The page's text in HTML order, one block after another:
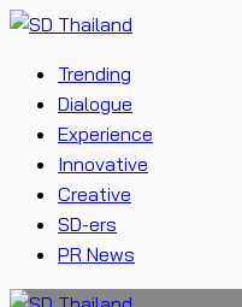
Trending
Dialogue
Experience
Innovative
Creative
SD-ers
PR News